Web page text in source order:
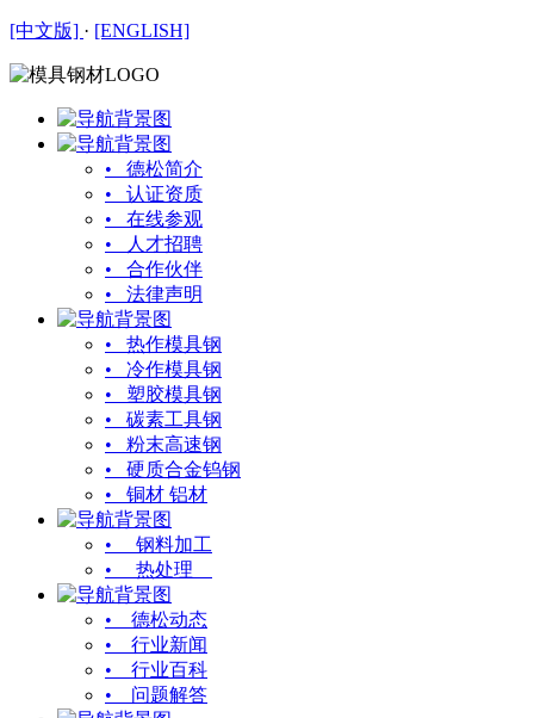
[中文版] · [ENGLISH]
• 德松简介
• 认证资质
• 在线参观
• 人才招聘
• 合作伙伴
• 法律声明
• 热作模具钢
• 冷作模具钢
• 塑胶模具钢
• 碳素工具钢
• 粉末高速钢
• 硬质合金钨钢
• 铜材 铝材
• 钢料加工
• 热处理
• 德松动态
• 行业新闻
• 行业百科
• 问题解答